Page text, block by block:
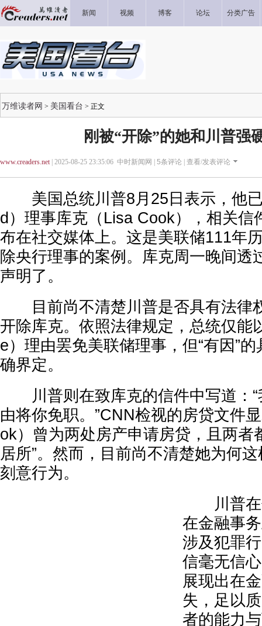
新闻 视频 博客 论坛 分类广告
万维读者网 > 美国看台 > 正文
刚被“开除”的她和川普强
www.creaders.net| 2025-08-25 23:35:06 中时新闻网 | 5条评论 | 查看/发表评论
美国总统川普8月25日表示，他已
d）理事库克（Lisa Cook），相关信
布在社交媒体上。这是美联储111年
除央行理事的案例。库克周一晚间透
声明了。
目前尚不清楚川普是否具有法律
开除库克。依照法律规定，总统仅能
e）理由罢免美联储理事，但“有因”
确界定。
川普则在致库克的信件中写道：“
由将你免职。”CNN检视的房贷文件
ok）曾为两处房产申请房贷，且两者
居所”。然而，目前尚不清楚她为何
刻意行为。
川普在
在金融事
涉及犯罪
信毫无信
展现出在
失，足以
者的能力